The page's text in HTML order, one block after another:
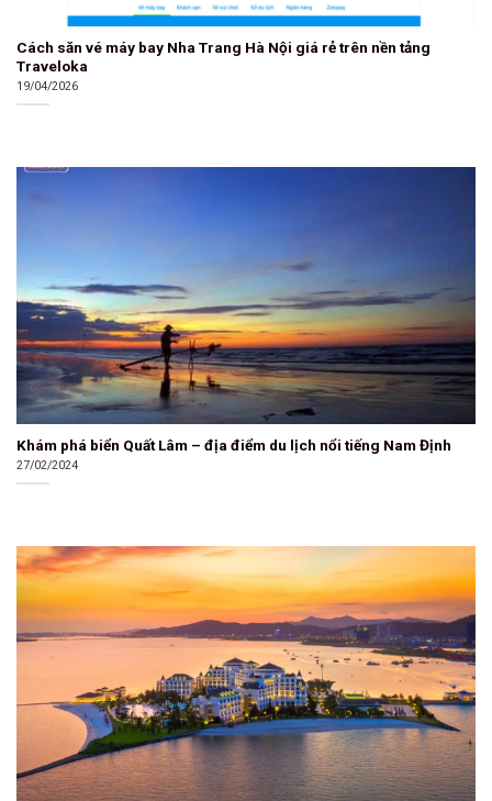
Cách săn vé máy bay Nha Trang Hà Nội giá rẻ trên nền tảng
Traveloka
19/04/2026
Khám phá biển Quất Lâm – địa điểm du lịch nổi tiếng Nam Định
27/02/2024